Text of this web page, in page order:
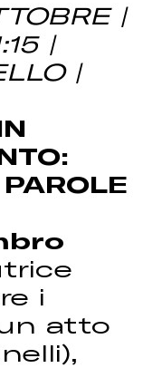
|
|
|
i
atto